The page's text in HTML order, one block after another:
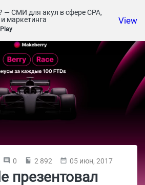
— СМИ для акул в сфере СРА,
маркетинга
View
0 2 892 05 июн, 2017
презентовал